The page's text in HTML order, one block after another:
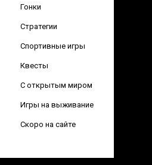
Гонки
Стратегии
Спортивные игры
Квесты
С открытым миром
Игры на выживание
Скоро на сайте